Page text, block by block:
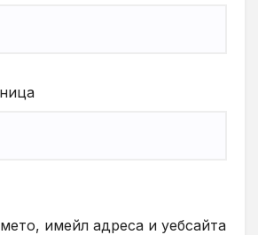
имейл адреса и уебсайта